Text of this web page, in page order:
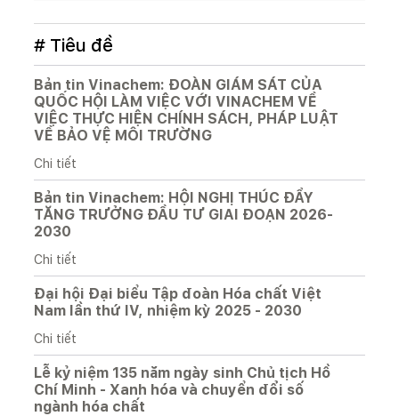
# Tiêu đề
Bản tin Vinachem: ĐOÀN GIÁM SÁT CỦA
QUỐC HỘI LÀM VIỆC VỚI VINACHEM VỀ
VIỆC THỰC HIỆN CHÍNH SÁCH, PHÁP LUẬT
VỀ BẢO VỆ MÔI TRƯỜNG
Chi tiết
Bản tin Vinachem: HỘI NGHỊ THÚC ĐẨY
TĂNG TRƯỞNG ĐẦU TƯ GIAI ĐOẠN 2026-
2030
Chi tiết
Đại hội Đại biểu Tập đoàn Hóa chất Việt
Nam lần thứ IV, nhiệm kỳ 2025 - 2030
Chi tiết
Lễ kỷ niệm 135 năm ngày sinh Chủ tịch Hồ
Chí Minh - Xanh hóa và chuyển đổi số
ngành hóa chất